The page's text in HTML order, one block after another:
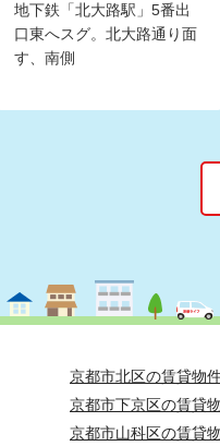
地下鉄「北大路駅」5番出
口東へスグ。北大路通り面
す、南側
京都市北区の賃貸物
京都市下京区の賃貸
京都市山科区の賃貸